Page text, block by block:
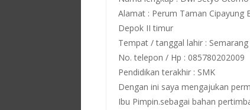
Alamat : Perum Taman Cipayung
Depok II timur
Tempat / tanggal lahir : Semarang
No. telepon / Hp : 085780202009
Pendidikan terakhir : SMK
Dengan ini saya mengajukan
Ibu Pimpin.sebagai bahan